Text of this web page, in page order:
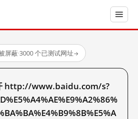
屏蔽·3000 个已测试网址→
http://www.baidu.com/s?